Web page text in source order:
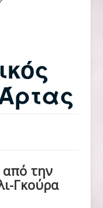
από την
Γκούρα